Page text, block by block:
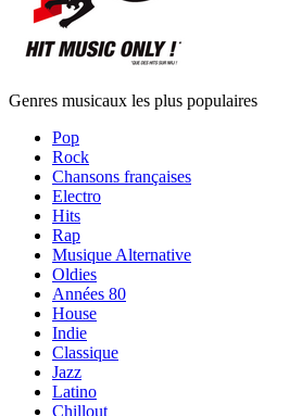
Genres musicaux les plus populaires
Pop
Rock
Chansons françaises
Electro
Hits
Rap
Musique Alternative
Oldies
Années 80
House
Indie
Classique
Jazz
Latino
Chillout